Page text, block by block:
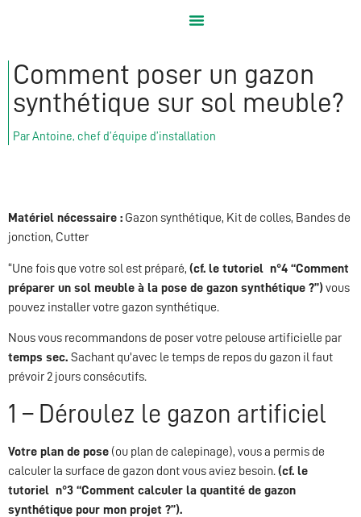
Comment poser un gazon
synthétique sur sol meuble?
Par Antoine, chef d’équipe d’installation
Matériel nécessaire : Gazon synthétique, Kit de colles, Bandes de
jonction, Cutter
“Une fois que votre sol est préparé, (cf. le tutoriel n°4 “Comment
préparer un sol meuble à la pose de gazon synthétique ?”)vous
pouvez installer votre gazon synthétique.
Nous vous recommandons de poser votre pelouse artificielle par
temps sec. Sachant qu’avec le temps de repos du gazon il faut
prévoir 2 jours consécutifs.
1 – Déroulez le gazon artificiel
Votre plan de pose (ou plan de calepinage), vous a permis de
calculer la surface de gazon dont vous aviez besoin.(cf. le
tutoriel n°3 “Comment calculer la quantité de gazon
synthétique pour mon projet ?”).